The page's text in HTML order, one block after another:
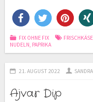
FIX OHNE FIX FRISCHKÄSE
NUDELN, PAPRIKA
21. AUGUST 2022 SANDRA
Ajvar Dip